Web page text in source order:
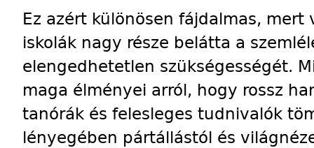
Ez azért különösen fájdalmas,
iskolák nagy része belátta a
elengedhetetlen szükségességét.
maga élményei arról, hogy rossz
tanórák és felesleges tudnivalók
lényegében pártállástól és